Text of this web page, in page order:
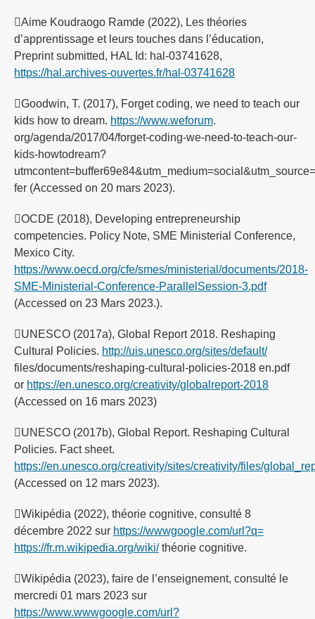
Aime Koudraogo Ramde (2022), Les théories
d’apprentissage et leurs touches dans l’éducation,
Preprint submitted, HAL Id: hal-03741628,
https://hal.archives-ouvertes.fr/hal-03741628
Goodwin, T. (2017), Forget coding, we need to teach our
kids how to dream. https://www.weforum.
org/agenda/2017/04/forget-coding-we-need-to-teach-our-
kids-howtodream?
fer (Accessed on 20 mars 2023).
OCDE (2018), Developing entrepreneurship
competencies. Policy Note, SME Ministerial Conference,
Mexico City.
https://www.oecd.org/cfe/smes/ministerial/documents/2018-
SME-Ministerial-Conference-ParallelSession-3.pdf
(Accessed on 23 Mars 2023.).
UNESCO (2017a), Global Report 2018. Reshaping
Cultural Policies. http://uis.unesco.org/sites/default/
files/documents/reshaping-cultural-policies-2018 en.pdf
or https://en.unesco.org/creativity/globalreport-2018
(Accessed on 16 mars 2023)
UNESCO (2017b), Global Report. Reshaping Cultural
Policies. Fact sheet.
https://en.unesco.org/creativity/sites/creativity/files/
(Accessed on 12 mars 2023).
Wikipédia (2022), théorie cognitive, consulté 8
décembre 2022 sur https://wwwgoogle.com/url?q=
https://fr.m.wikipedia.org/wiki/théorie cognitive.
Wikipédia (2023), faire de l’enseignement, consulté le
mercredi 01 mars 2023 sur
https://www.wwwgoogle.com/url?